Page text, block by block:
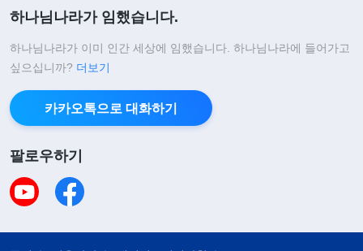
파와 똑같았죠.
그 후에 저는 또 다른 말씀을 읽고 하나님의 뜻을
셨습니다. 『어떤 일을 하든 진리를 구하고 실행하는
인품과 관련이 있으며, 일하는 태도와도 관련이 있
다. 사람이 원칙 없이 일을 하는 이유는 대부분 원칙
을 알지 못해서이다. 하지만 또 많은 경우에 사람이
원칙을 알지 못하는 동시에 원칙을 알고 싶어 하지
하나님나라가 임했습니다.
하나님나라가 이미 인간 세상에 임했습니다. 하나님나라에 들어가고
싶으십니까? 더보기
카카오톡으로 대화하기
팔로우하기